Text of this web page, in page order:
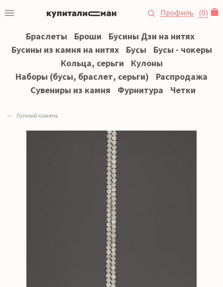
Профиль (0)
Браслеты Броши
Бусины Дзи на нитях
Бусины из камня на нитях
Бусы
Бусы - чокеры
Кольца, серьги
Кулоны
Наборы (бусы, браслет, серьги)
Распродажа
Сувениры из камня
Фурнитура Четки
Лунный камень